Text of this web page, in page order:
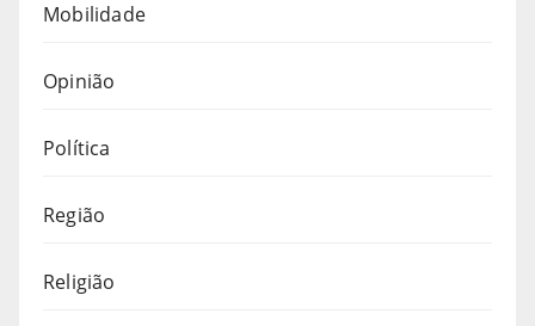
Mobilidade
Opinião
Política
Região
Religião